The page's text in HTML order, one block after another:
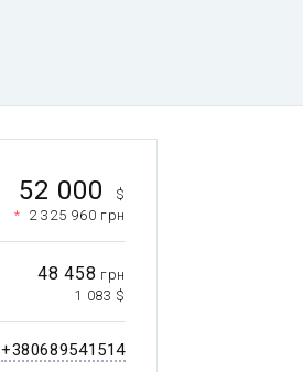
52 000
$
* 2 325 960 грн
48 458 грн
1 083 $
+380689541514